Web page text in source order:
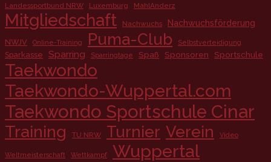
Landessportbund NRW Luxemburg MahlAnderz
Mitgliedschaft Nachwuchs Nachwuchsförderung
NWJV Online-Training Puma-Club Selbstverteidigung
Sparkasse Sparring Sparringtage Spaß Sponsoren Sportschule
Taekwondo
Taekwondo-Wuppertal.com
Taekwondo Sportschule Cinar
Training TU NRW Turnier Verein Video
Weltmeisterschaft Wettkampf Wuppertal